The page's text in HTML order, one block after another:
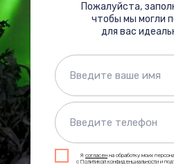
Пожалуйста,
чтобы мы могли
для вас
Я согласен на обработку моих
с Политикой конфиденциальности и